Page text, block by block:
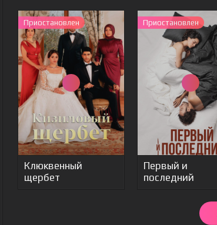
Приостановлен
Клюквенный
щербет
Приостановлен
Первый и
последний